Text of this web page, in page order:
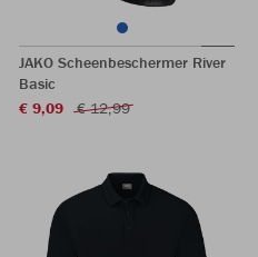
JAKO Scheenbeschermer River
Basic
€ 9,09
€ 12,99